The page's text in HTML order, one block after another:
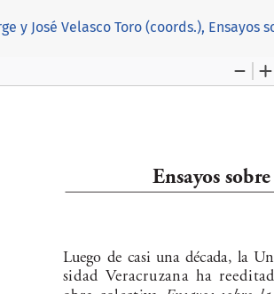
del artículo
y José Velasco Toro (coords.), Ensayos